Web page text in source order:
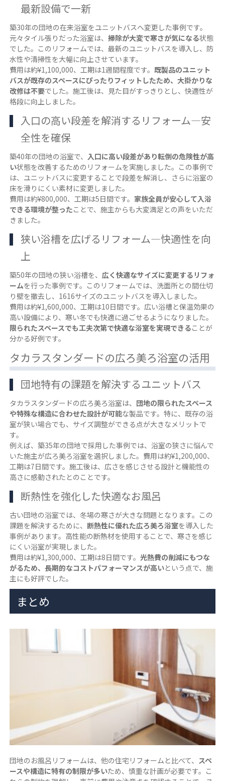
最新設備で一新
築30年の団地の在来浴室をユニットバスへ変更した事例です。
元々タイル張りだった浴室は、 掃除が大変で寒さが気になる状態
でした。このリフォームでは、最新のユニットバスを導入し、防
水性や清掃性を大幅に向上させています。
費用は約¥1,100,000、工期は1週間程度です。 既製品のユニット
バスが既存のスペースにぴったりフィットしたため、大掛かりな
改修は不要でした。施工後は、見た目がすっきりとし、快適性が
格段に向上しました。
入口の高い段差を解消するリフォーム―安
全性を確保
築40年の団地の浴室で、 入口に高い段差があり転倒の危険性が高
い状態を改善するためのリフォームを実施しました。この事例で
は、ユニットバスに変更することで段差を解消し、さらに浴室の
床を滑りにくい素材に変更しました。
費用は約¥800,000、工期は5日間です。 家族全員が安心して入浴
できる環境が整ったことで、施主からも大変満足との声をいただ
きました。
狭い浴槽を広げるリフォーム―快適性を向
上
築50年の団地の狭い浴槽を、 広く快適なサイズに変更するリフォ
ームを行った事例です。このリフォームでは、洗面所との間仕切
り壁を撤去し、1616サイズのユニットバスを導入しました。
費用は約¥1,600,000、工期は10日間です。広い浴槽と保温効果の
高い設備により、寒い冬でも快適に過ごせるようになりました。
限られたスペースでも工夫次第で快適な浴室を実現できることが
分かる好例です。
タカラスタンダードの広ろ美ろ浴室の活用
団地特有の課題を解決するユニットバス
タカラスタンダードの広ろ美ろ浴室は、 団地の限られたスペース
や特殊な構造に合わせた設計が可能な製品です。特に、既存の浴
室が狭い場合でも、サイズ調整ができる点が大きなメリットで
す。
例えば、築35年の団地で採用した事例では、浴室の狭さに悩んで
いた施主が広ろ美ろ浴室を選択しました。費用は約¥1,200,000、
工期は7日間です。施工後は、広さを感じさせる設計と機能性の
高さに感動されたとのことです。
断熱性を強化した快適なお風呂
古い団地の浴室では、冬場の寒さが大きな問題となります。この
課題を解決するために、 断熱性に優れた広ろ美ろ浴室を導入した
事例があります。高性能の断熱材を使用することで、寒さを感じ
にくい浴室が実現しました。
費用は約¥1,300,000、工期は8日間です。 光熱費の削減にもつな
がるため、長期的なコストパフォーマンスが高いという点で、施
主にも好評でした。
まとめ
団地のお風呂リフォームは、他の住宅リフォームと比べて、 スペ
ースや構造に特有の制限が多いため、慎重な計画が必要です。こ